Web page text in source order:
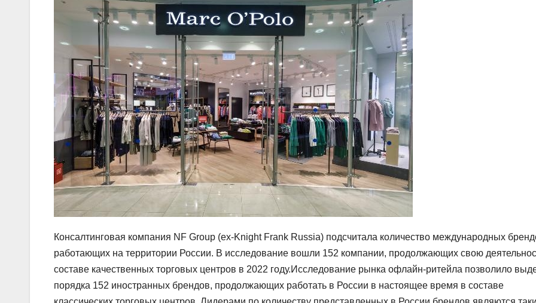
Консалтинговая компания NF Group (ex-Knight Frank Russia) подсчитала количество международных
работающих на территории России. В исследование вошли 152 компании, продолжающих свою
составе качественных торговых центров в 2022 году.Исследование рынка офлайн-ритейла позволило
порядка 152 иностранных брендов, продолжающих работать в России в настоящее время в составе